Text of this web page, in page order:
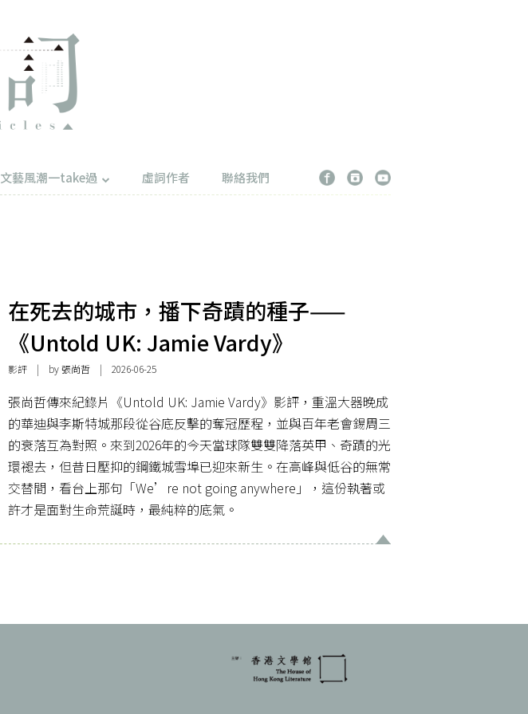
文藝風潮一take過 虛詞作者 聯絡我們
在死去的城市，播下奇蹟的種子——
《Untold UK: Jamie Vardy》
影評 | by 張尚哲 | 2026-06-25
張尚哲傳來紀錄片《Untold UK: Jamie Vardy》影評，重溫大器晚成
的華迪與李斯特城那段從谷底反擊的奪冠歷程，並與百年老會錫周三
的衰落互為對照。來到2026年的今天當球隊雙雙降落英甲、奇蹟的光
環褪去，但昔日壓抑的鋼鐵城雪埠已迎來新生。在高峰與低谷的無常
交替間，看台上那句「We’re not going anywhere」，這份執著或
許才是面對生命荒誕時，最純粹的底氣。